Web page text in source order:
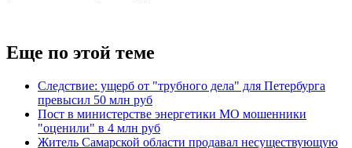
Еще по этой теме
Следствие: ущерб от "трубного дела" для Петербурга
превысил 50 млн руб
Пост в министерстве энергетики МО мошенники
"оценили" в 4 млн руб
Житель Самарской области продавал несуществующую